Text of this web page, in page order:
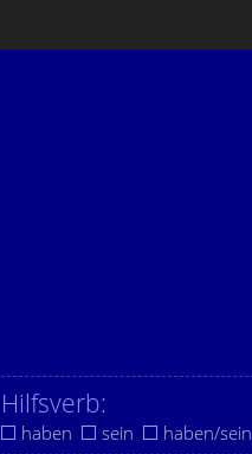
Hilfsverb:
haben sein haben/sein